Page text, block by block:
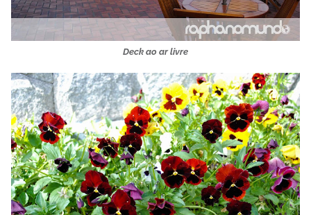
Deck ao ar livre